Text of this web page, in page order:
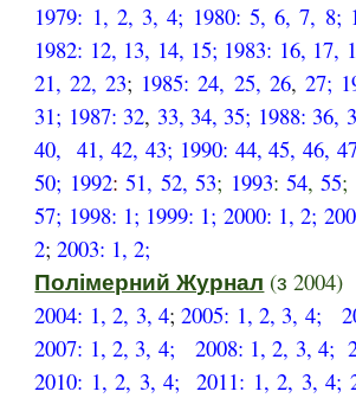
1979: 1, 2, 3,4; 1980: 5,6,7, 8;
1982: 12, 13, 14, 15; 1983: 16, 17,
21,22,23; 1985:24, 25, 26, 27;
31; 1987: 32, 33, 34, 35; 1988: 36,
40,41, 42, 43; 1990: 44, 45,46,
50; 1992: 51, 52, 53; 1993: 54,55;
57; 1998: 1; 1999: 1; 2000: 1,2;
2;2003: 1,2;
Полімерний Журнал (з 2004)
2004: 1,2, 3, 4;2005: 1,2, 3, 4;
2007: 1,2, 3, 4; 2008: 1,2, 3, 4;
2010: 1,2, 3,4;2011: 1,2, 3,4;